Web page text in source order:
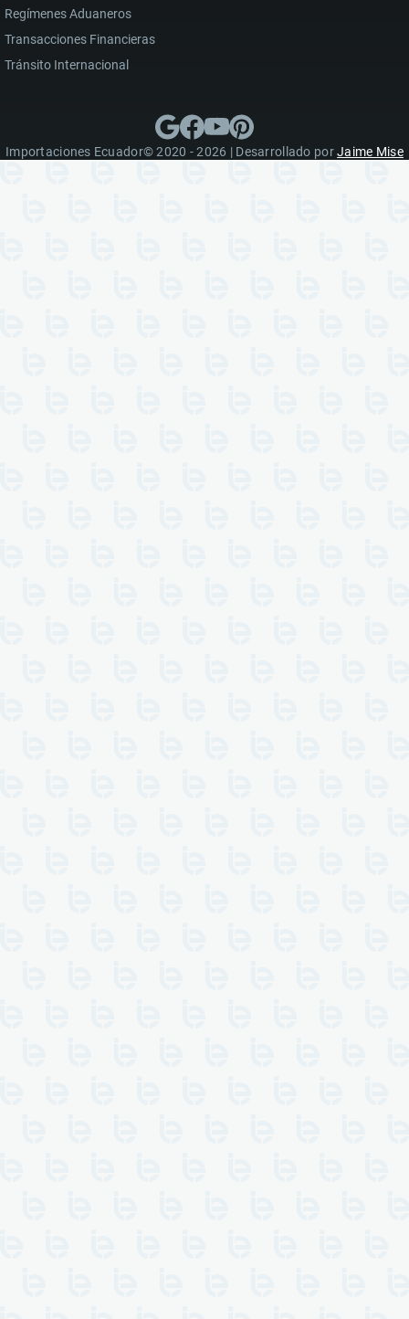
Regímenes Aduaneros
Transacciones Financieras
Tránsito Internacional
Importaciones Ecuador© 2020 - 2026 | Desarrollado porJaime Mise